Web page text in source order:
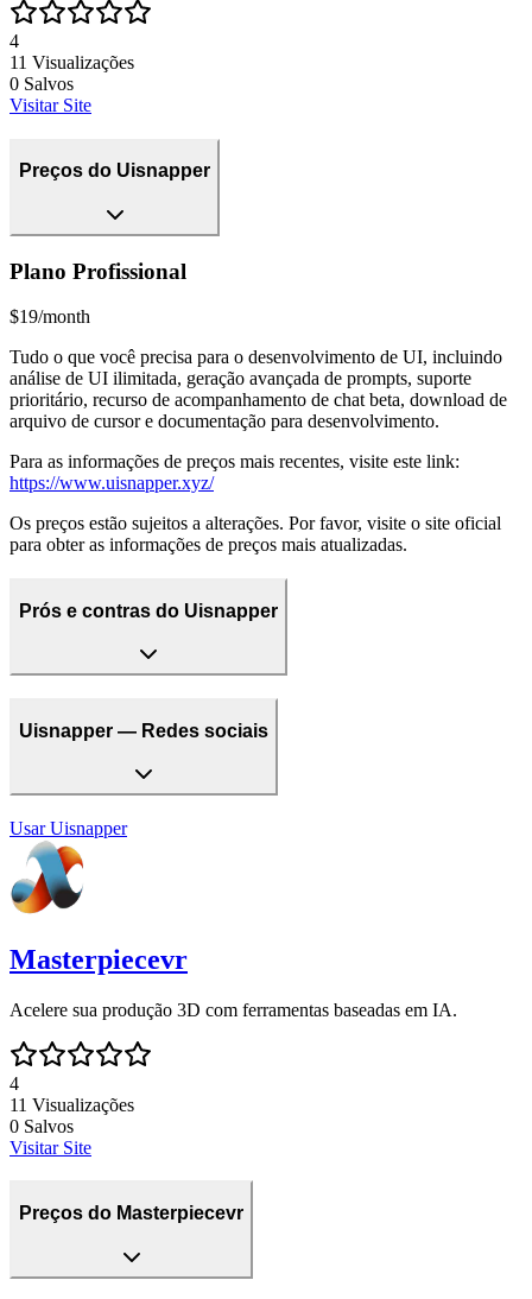
4
11 Visualizações
0 Salvos
Visitar Site
Preços do Uisnapper
Plano Profissional
$19/month
Tudo o que você precisa para o desenvolvimento de UI, incluindo
análise de UI ilimitada, geração avançada de prompts, suporte
prioritário, recurso de acompanhamento de chat beta, download de
arquivo de cursor e documentação para desenvolvimento.
Para as informações de preços mais recentes, visite este link:
https://www.uisnapper.xyz/
Os preços estão sujeitos a alterações. Por favor, visite o site oficial
para obter as informações de preços mais atualizadas.
Prós e contras do Uisnapper
Uisnapper — Redes sociais
Usar Uisnapper
Masterpiecevr
Acelere sua produção 3D com ferramentas baseadas em IA.
4
11 Visualizações
0 Salvos
Visitar Site
Preços do Masterpiecevr